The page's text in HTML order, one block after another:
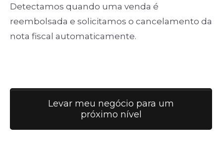
Detectamos quando uma venda é
reembolsada e solicitamos o cancelamento da
nota fiscal automaticamente.
Levar meu negócio para um
próximo nível